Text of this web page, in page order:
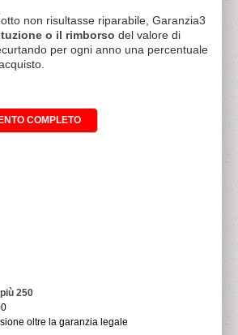
non risultasse riparabile, Garanzia3
o il rimborso del valore di
per ogni anno una percentuale
COMPLETO
250
oltre la garanzia legale